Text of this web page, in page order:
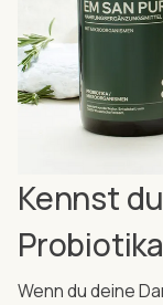
Kennst
Wenn du deine